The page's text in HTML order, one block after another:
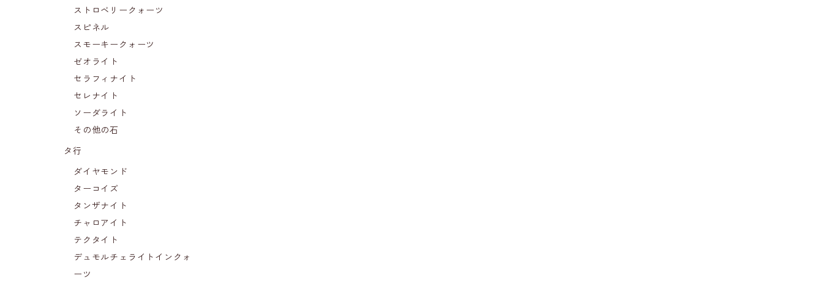
ストロベリークォーツ
スピネル
スモーキークォーツ
ゼオライト
セラフィナイト
セレナイト
ソーダライト
その他の石
タ行
ダイヤモンド
ターコイズ
タンザナイト
チャロアイト
テクタイト
デュモルチェライトインクォ
ーツ